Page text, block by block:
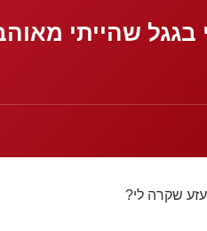
בגגל שהייתי
שקרה לי?